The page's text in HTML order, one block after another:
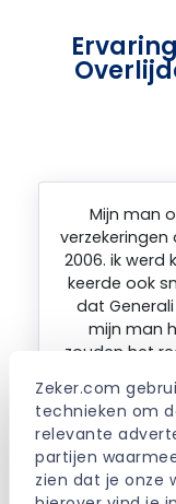
Zeker.com
technieken om
relevante
partijen
zien dat je onze
Mijn man
2006. ik werd
keerde ook
dat
mijn man
zouden het
van mijn
maart 2017
2017 was ik
naar de
ben, dat ik